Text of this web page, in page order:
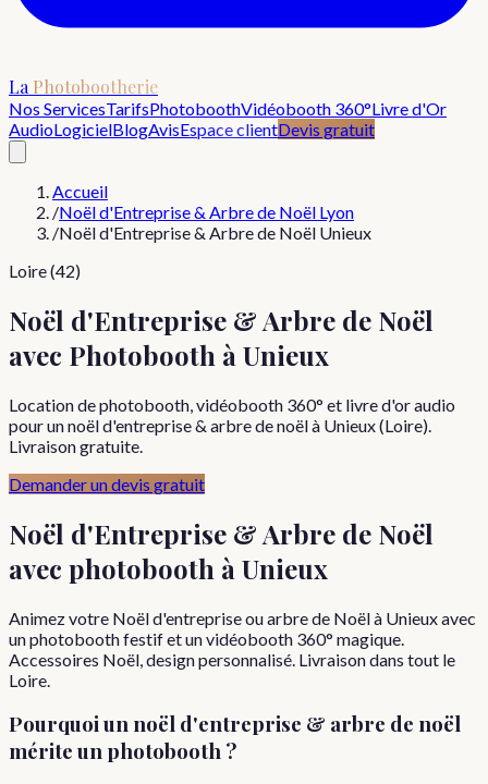
La Photobootherie
Nos ServicesTarifsPhotoboothVidéobooth 360°Livre d'Or
AudioLogicielBlogAvisEspace clientDevis gratuit
Accueil
/Noël d'Entreprise & Arbre de Noël Lyon
/Noël d'Entreprise & Arbre de Noël Unieux
Loire (42)
Noël d'Entreprise & Arbre de Noël
avec Photobooth à Unieux
Location de photobooth, vidéobooth 360° et livre d'or audio
pour un noël d'entreprise & arbre de noël à Unieux (Loire).
Livraison gratuite.
Demander un devis gratuit
Noël d'Entreprise & Arbre de Noël
avec photobooth à Unieux
Animez votre Noël d'entreprise ou arbre de Noël à Unieux avec
un photobooth festif et un vidéobooth 360° magique.
Accessoires Noël, design personnalisé. Livraison dans tout le
Loire.
Pourquoiun noël d'entreprise & arbre de noël
mérite un photobooth ?